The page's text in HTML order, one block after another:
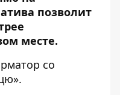
позволит
месте.
со
».